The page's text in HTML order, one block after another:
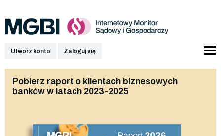
Utwórz konto Zaloguj się
Pobierz raport o klientach biznesowych
banków w latach 2023-2025